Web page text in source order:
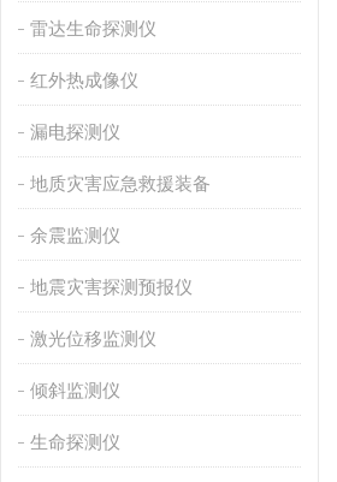
雷达生命探测仪
红外热成像仪
漏电探测仪
地质灾害应急救援装备
余震监测仪
地震灾害探测预报仪
激光位移监测仪
倾斜监测仪
生命探测仪